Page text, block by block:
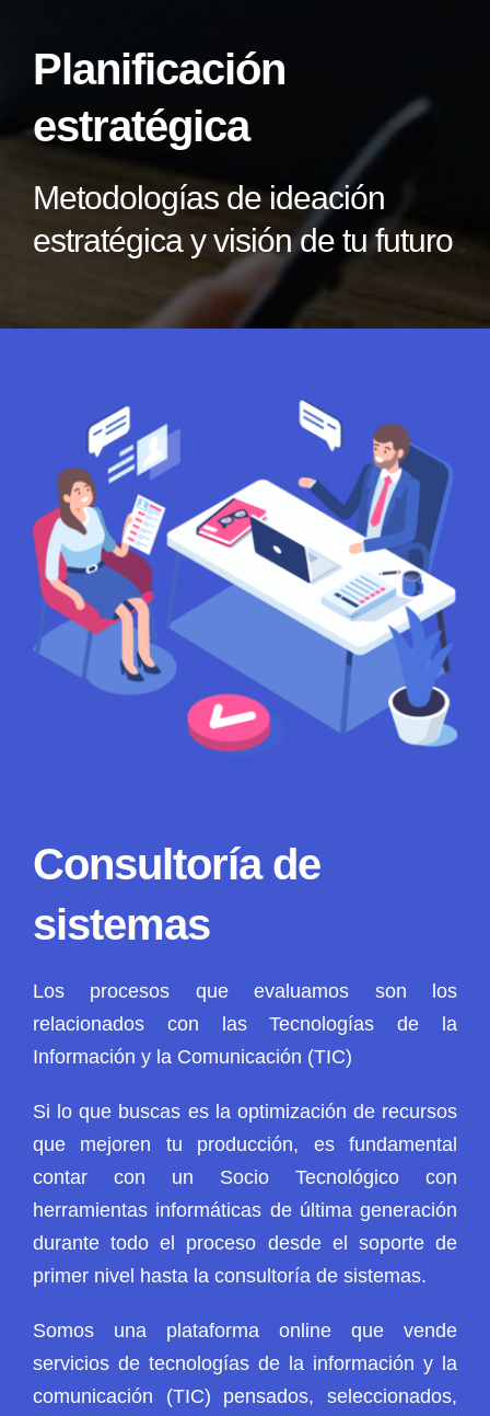
desarrollo web
Diseño de páginas web
Estrategias de precios
Inglés
Planificación
estratégica
Metodologías de ideación
estratégica y visión de tu futuro
Consultoría de
sistemas
Los procesos que evaluamos son los
relacionados con las Tecnologías de la
Información y la Comunicación (TIC)
Si lo que buscas es la optimización de recursos
que mejoren tu producción, es fundamental
contar con un Socio Tecnológico con
herramientas informáticas de última generación
durante todo el proceso desde el soporte de
primer nivel hasta la consultoría de sistemas.
Somos una plataforma online que vende
servicios de tecnologías de la información y la
comunicación (TIC) pensados, seleccionados,